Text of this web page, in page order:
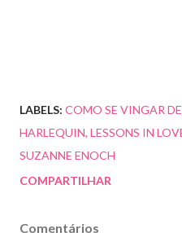
LABELS: COMO SE VINGAR
HARLEQUIN LESSONS IN
SUZANNE ENOCH
COMPARTILHAR
Comentários